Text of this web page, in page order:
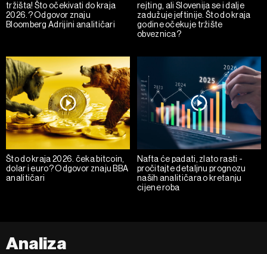
tržišta! Što očekivati do kraja
2026.? Odgovor znaju
Bloomberg Adrijini analitičari
rejting, ali Slovenija se i dalje
zadužuje jeftinije. Što do kraja
godine očekuje tržište
obveznica?
Što do kraja 2026. čeka bitcoin,
dolar i euro? Odgovor znaju BBA
analitičari
Nafta će padati, zlato rasti -
pročitajte detaljnu prognozu
naših analitičara o kretanju
cijene roba
Analiza